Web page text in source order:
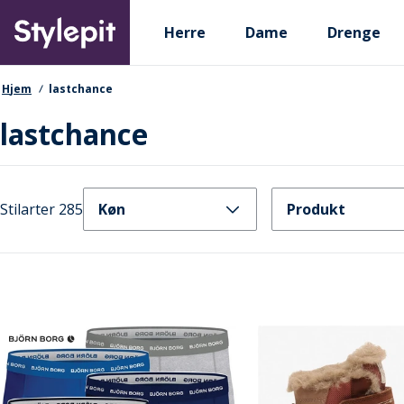
main
content
Primary departments
Herre Dame Drenge
navigationssti
Hjem lastchance
lastchance
Stilarter 285 Køn Produkt